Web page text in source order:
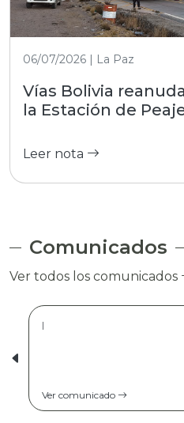
06/07/2026 | La Paz
Vías Bolivia
la Estación de
Leer nota
Comunicados
Ver todos los comunicados
|
Ver comunicado